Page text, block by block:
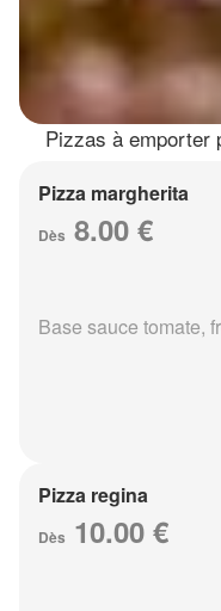
Pizzas à emporter
Pizza margherita
Dès 8.00 €
Base sauce tomate,
Pizza regina
Dès 10.00 €